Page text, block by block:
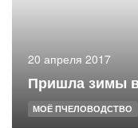
20 апреля 2017
Пришла зимы
МОЁ ПЧЕЛОВОДСТВО